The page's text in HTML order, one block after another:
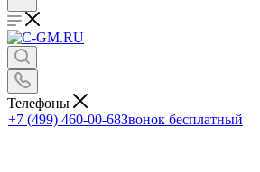
Телефоны
+7 (499) 460-00-68Звонок бесплатный